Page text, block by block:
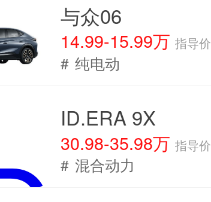
与众06
14.99-15.99万 指导价
# 纯电动
ID.ERA 9X
30.98-35.98万 指导价
# 混合动力